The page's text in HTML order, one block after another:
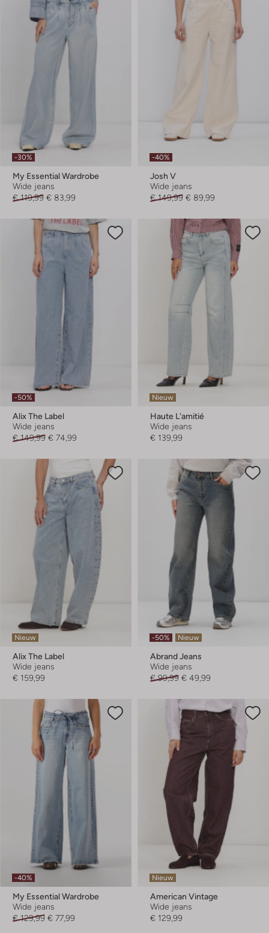
-30%
My Essential Wardrobe
Wide jeans
€ 119,99 € 83,99
-40%
Josh V
Wide jeans
€ 149,99 € 89,99
-50%
Alix The Label
Wide jeans
€ 149,99 € 74,99
Nieuw
Haute L'amitié
Wide jeans
€ 139,99
Nieuw
Alix The Label
Wide jeans
€ 159,99
-50% Nieuw
Abrand Jeans
Wide jeans
€ 99,99 € 49,99
-40%
My Essential Wardrobe
Wide jeans
€ 129,99 € 77,99
Nieuw
American Vintage
Wide jeans
€ 129,99